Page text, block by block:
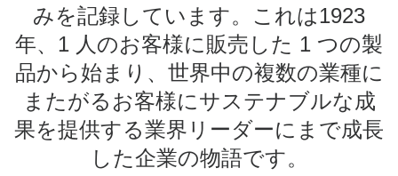
みを記録しています。これは1923
年、1 人のお客様に販売した 1 つの製
品から始まり、世界中の複数の業種に
またがるお客様にサステナブルな成
果を提供する業界リーダーにまで成長
した企業の物語です。